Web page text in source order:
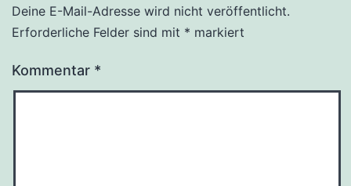
Deine E-Mail-Adresse wird nicht veröffentlicht.
Erforderliche Felder sind mit * markiert
Kommentar *